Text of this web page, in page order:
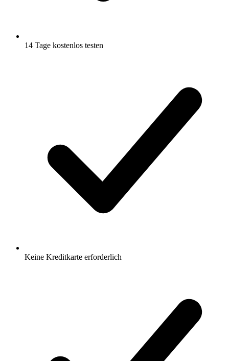
14 Tage kostenlos testen
Keine Kreditkarte erforderlich